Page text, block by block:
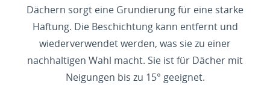
Dächern sorgt eine Grundierung für eine starke
Haftung. Die Beschichtung kann entfernt und
wiederverwendet werden, was sie zu einer
nachhaltigen Wahl macht. Sie ist für Dächer mit
Neigungen bis zu 15° geeignet.